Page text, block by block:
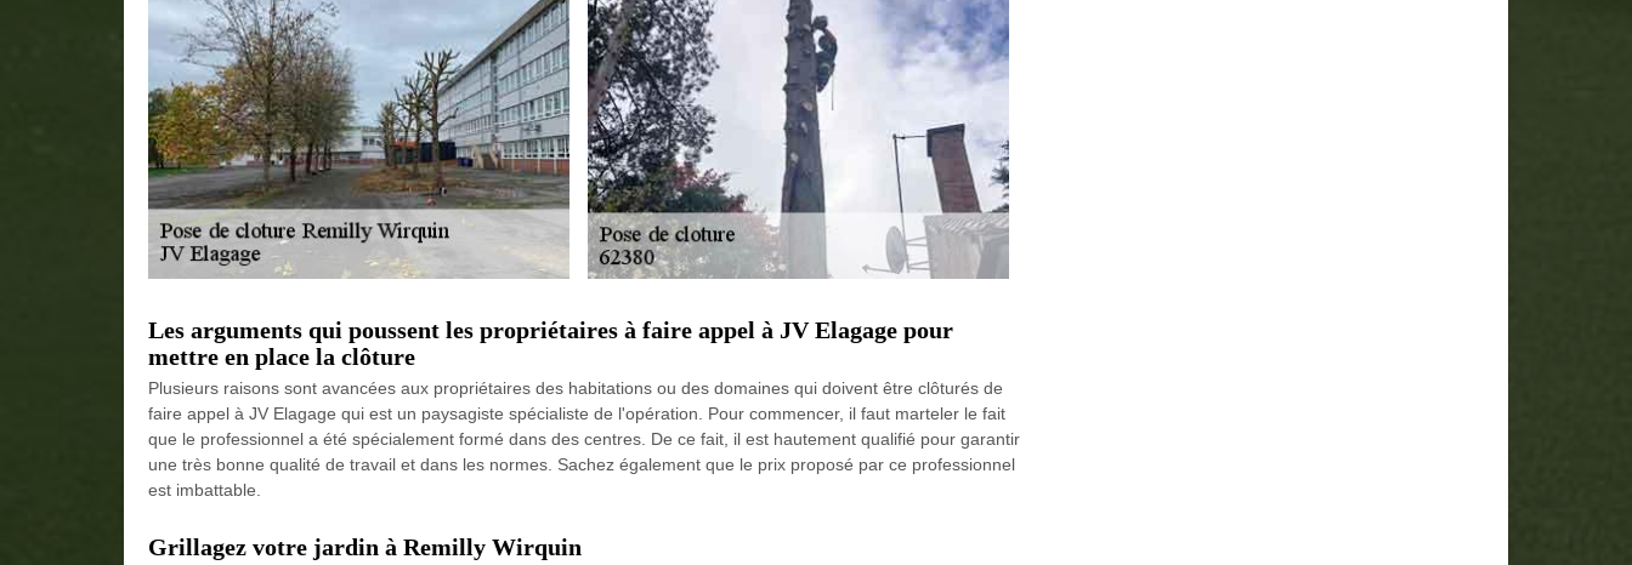
Les arguments qui poussent les propriétaires à faire appel à JV Elagage pour
mettre en place la clôture
Plusieurs raisons sont avancées aux propriétaires des habitations ou des domaines qui doivent être clôturés de
faire appel à JV Elagage qui est un paysagiste spécialiste de l'opération. Pour commencer, il faut marteler le fait
que le professionnel a été spécialement formé dans des centres. De ce fait, il est hautement qualifié pour garantir
une très bonne qualité de travail et dans les normes. Sachez également que le prix proposé par ce professionnel
est imbattable.
Grillagez votre jardin à Remilly Wirquin